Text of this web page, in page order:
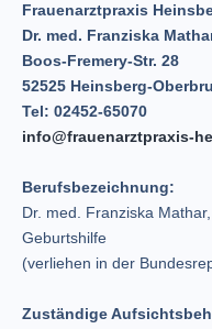
Frauenarztpraxis
Dr. med. Franziska
Boos-Fremery-Str. 28
52525 Heinsberg-
Tel: 02452-65070
info@frauenarztpraxis-
Berufsbezeichnung:
Dr. med. Franziska
Geburtshilfe
(verliehen in der
Zuständige